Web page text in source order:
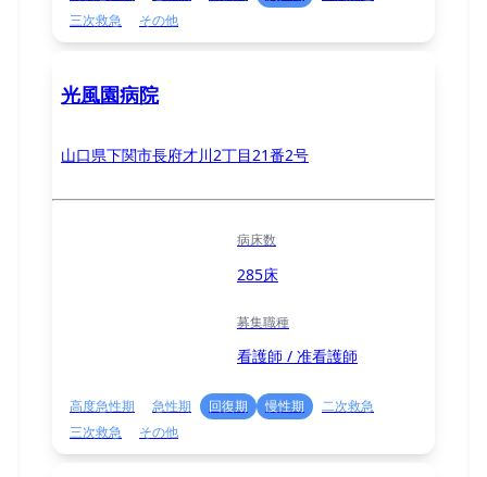
三次救急
その他
光風園病院
山口県下関市長府才川2丁目21番2号
病床数
285床
募集職種
看護師 / 准看護師
高度急性期 急性期 回復期 慢性期
二次救急
三次救急
その他